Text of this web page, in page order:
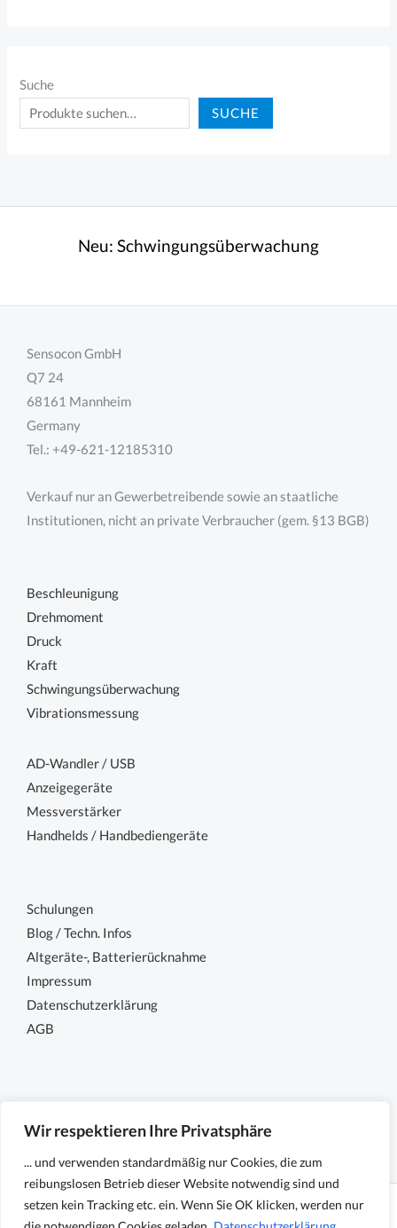
Wir respektieren Ihre Privatsphäre
... und verwenden standardmäßig nur Cookies, die zum
reibungslosen Betrieb dieser Website notwendig sind und
setzen kein Tracking etc. ein. Wenn Sie OK klicken, werden nur
Suche
SUCHE
Neu: Schwingungsüberwachung
Sensocon GmbH
Q7 24
68161 Mannheim
Germany
Tel.: +49-621-12185310
Verkauf nur an Gewerbetreibende sowie an staatliche
Institutionen, nicht an private Verbraucher (gem. §13 BGB)
Beschleunigung
Drehmoment
Druck
Kraft
Schwingungsüberwachung
Vibrationsmessung
AD-Wandler / USB
Anzeigegeräte
Messverstärker
Handhelds / Handbediengeräte
Schulungen
Blog / Techn. Infos
Altgeräte-, Batterierücknahme
Impressum
Datenschutzerklärung
AGB
Copyright © 2026 Sensocon GmbH - Sensoren und